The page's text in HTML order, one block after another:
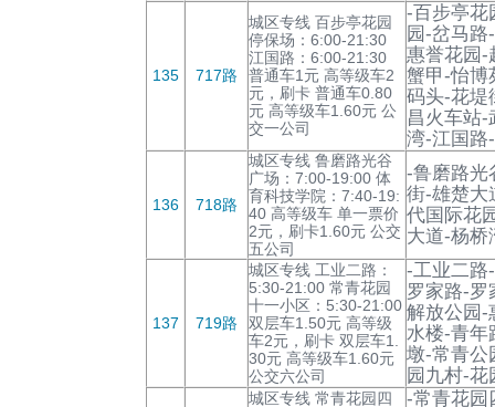
135 717路
城区专线 百步亭花园
停保场：6:00-21:30
江国路：6:00-21:30
普通车1元 高等级车2
元，刷卡 普通车0.80
元 高等级车1.60元 公
交一公司
-百步亭花
园-岔马
惠誉花园-
蟹甲-怡博
码头-花堤
昌火车站
湾-江国路-
136 718路
城区专线 鲁磨路光谷
广场：7:00-19:00 体
育科技学院：7:40-19:
40 高等级车 单一票价
2元，刷卡1.60元 公交
五公司
-鲁磨路光
街-雄楚大
代国际花
大道-杨桥
137 719路
城区专线 工业二路：
5:30-21:00 常青花园
十一小区：5:30-21:00
双层车1.50元 高等级
车2元，刷卡 双层车1.
30元 高等级车1.60元
公交六公司
-工业二路
罗家路-罗
解放公园-
水楼-青年
墩-常青公
园九村-
城区专线 常青花园四
-常青花园